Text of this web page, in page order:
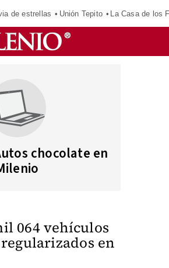
de estrellas Unión Tepito La Casa de los
chocolate en
064 vehículos
en